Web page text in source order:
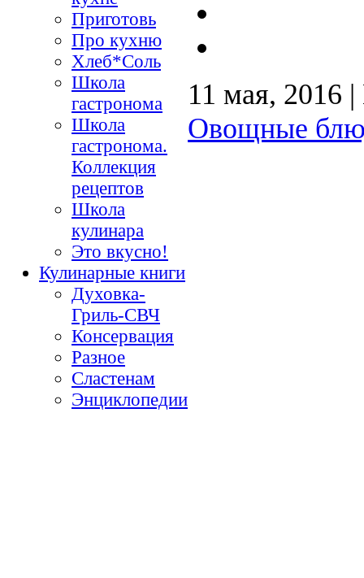
Приготовь
Про кухню
Хлеб*Соль
Школа
гастронома
Школа
гастронома.
Коллекция
рецептов
Школа
кулинара
Это вкусно!
Кулинарные книги
Духовка-
Гриль-СВЧ
Консервация
Разное
Сластенам
Энциклопедии
11 мая, 2016
Овощные